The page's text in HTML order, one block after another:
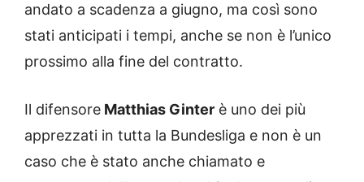
andato a scadenza a giugno, ma così sono
stati anticipati i tempi, anche se non è l’unico
prossimo alla fine del contratto.
Il difensore Matthias Ginter è uno dei più
apprezzati in tutta la Bundesliga e non è un
caso che è stato anche chiamato e